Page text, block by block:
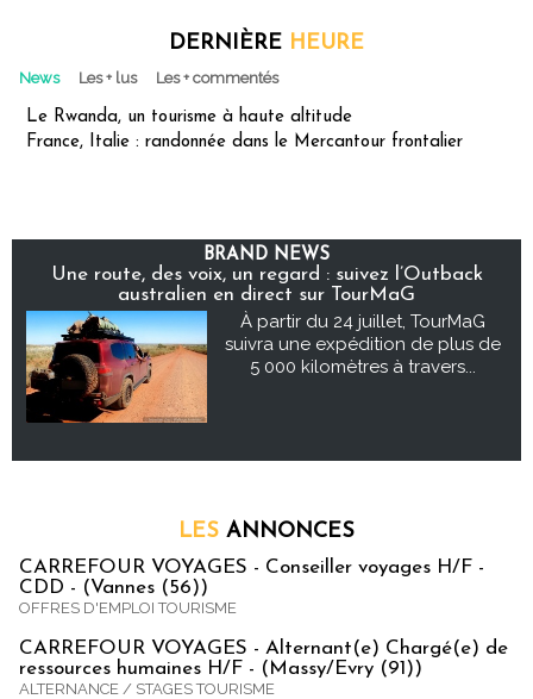
DERNIÈRE HEURE
News Les + lus Les + commentés
Le Rwanda, un tourisme à haute altitude
France, Italie : randonnée dans le Mercantour frontalier
BRAND NEWS
Une route, des voix, un regard : suivez l’Outback
australien en direct sur TourMaG
À partir du 24 juillet, TourMaG
suivra une expédition de plus de
5 000 kilomètres à travers...
LES ANNONCES
CARREFOUR VOYAGES - Conseiller voyages H/F -
CDD - (Vannes (56))
OFFRES D'EMPLOI TOURISME
CARREFOUR VOYAGES - Alternant(e) Chargé(e) de
ressources humaines H/F - (Massy/Evry (91))
ALTERNANCE / STAGES TOURISME